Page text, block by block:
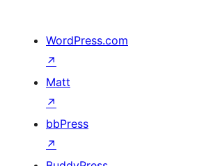
WordPress.com
↗
Matt
↗
bbPress
↗